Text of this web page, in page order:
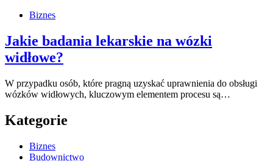
Biznes
Jakie badania lekarskie na wózki
widłowe?
W przypadku osób, które pragną uzyskać uprawnienia do obsługi
wózków widłowych, kluczowym elementem procesu są…
Kategorie
Biznes
Budownictwo